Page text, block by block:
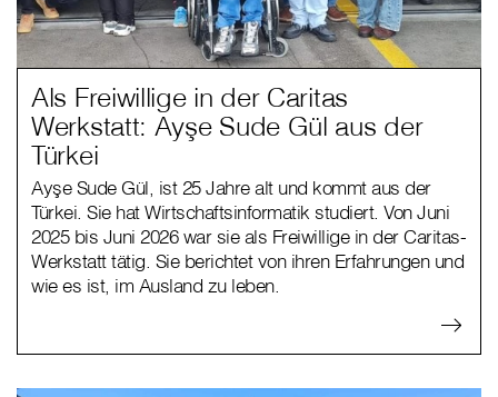
Als Freiwillige in der Caritas
Werkstatt: Ayşe Sude Gül aus der
Türkei
Ayşe Sude Gül, ist 25 Jahre alt und kommt aus der
Türkei. Sie hat Wirtschaftsinformatik studiert. Von Juni
2025 bis Juni 2026 war sie als Freiwillige in der Caritas-
Werkstatt tätig. Sie berichtet von ihren Erfahrungen und
wie es ist, im Ausland zu leben.